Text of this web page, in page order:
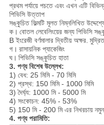
প্রথম পর্যায়ে পচতে এবং এখন এটি
পিভিসি উত্তাপ
সঙ্কুচিত ফিল্মটি মূলত নিম্নলিখিত
ক। বোতল লেবেলিংয়ের জন্য পিভিসি
B ইংরেজী বর্ণমালার দ্বিতীয় অক্ষর.
গ। রাসায়নিক প্যাকেজিং
ঘ। পিভিসি সঙ্কুচিত হাতা
3. পণ্য বিশেষ উল্লেখ:
1) বেধ: 25 মিমি - 70 মিমি
2) প্রস্থ: 150 মিমি - 1000 মিমি
3) দৈর্ঘ্য: 1000 মি - 5000 মি
4) সংকোচন: 45% - 53%
5) 150 মি - 200 মি এর নিখরচায়
4. পণ্য পরামিতি: